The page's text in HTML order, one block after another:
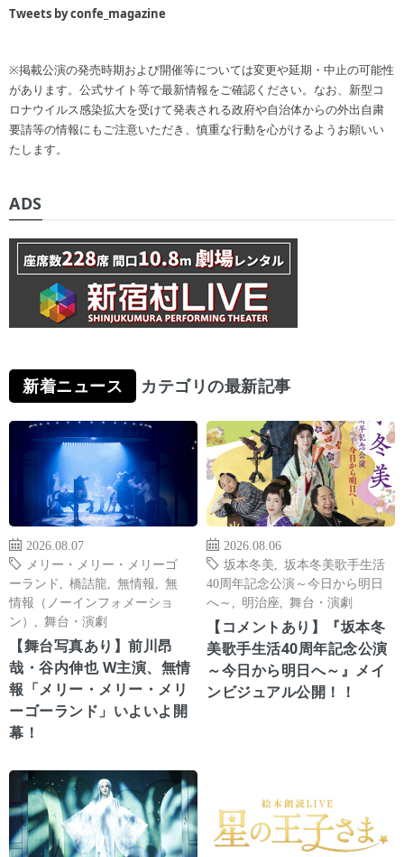
Tweets by confe_magazine
※掲載公演の発売時期および開催等については変更や延期・中止の可能性
があります。公式サイト等で最新情報をご確認ください。なお、新型コ
ロナウイルス感染拡大を受けて発表される政府や自治体からの外出自粛
要請等の情報にもご注意いただき、慎重な行動を心がけるようお願いい
たします。
ADS
新着ニュース カテゴリの最新記事
2026.08.07
メリー・メリー・メリーゴ
ーランド
橋詰龍 無情報
無
情報（ノーインフォメーショ
ン）
舞台・演劇
【舞台写真あり】前川昂
哉・谷内伸也 W主演、無情
報「メリー・メリー・メリ
ーゴーランド」いよいよ開
幕！
2026.08.06
坂本冬美
坂本冬美歌手生活
40周年記念公演～今日から明日
へ～
明治座 舞台・演劇
【コメントあり】『坂本冬
美歌手生活40周年記念公演
～今日から明日へ～』メイ
ンビジュアル公開！！